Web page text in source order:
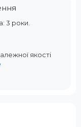
3 роки.
якості